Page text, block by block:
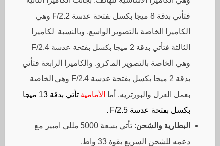
فتأتي بدقة 8 ميجا بكسل بفتحة عدسة F/2.2 وهي
الكاميرا الخاصة بالتصوير الواسع. وبالنسبة الكاميرا
الثالثة فتأتي بدقة 2 ميجا بكسل بفتحة عدسة F/2.4
وهي الخاصة بالتصوير الماكرو. والكاميرا الرابعة فتأتي
بدقة 2 ميجا بكسل بفتحة عدسة F/2.4 وهي الخاصة
بعمل العزل والبورتريه. أما الأمامية
تأتي بدقة 13 ميجا
بكسل بفتحة عدسة F/2.5 .
البطارية والشحن
: تأتي بسعة 5000 مللي امبير مع
دعمه للشحن السريع بقوة 33 واط.